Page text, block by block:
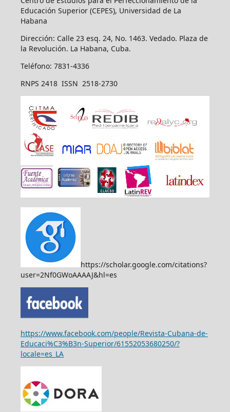
Educación Superior (CEPES), Universidad de La
Habana
Dirección: Calle 23 esq. 24, No. 1463. Vedado. Plaza de
la Revolución. La Habana, Cuba.
Teléfono: 7831-4336
RNPS 2418 ISSN 2518-2730
https://scholar.google.com/citations?
user=2Nf0GWoAAAAJ&hl=es
https://www.facebook.com/people/Revista-Cubana-de-
Educaci%C3%B3n-Superior/61552053680250/?
locale=es_LA